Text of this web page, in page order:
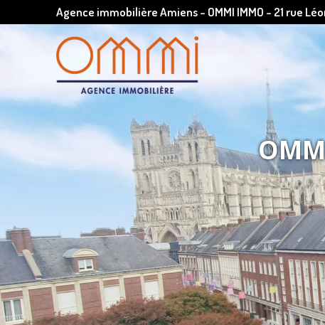
Agence immobilière Amiens - OMMI IMMO - 21 rue